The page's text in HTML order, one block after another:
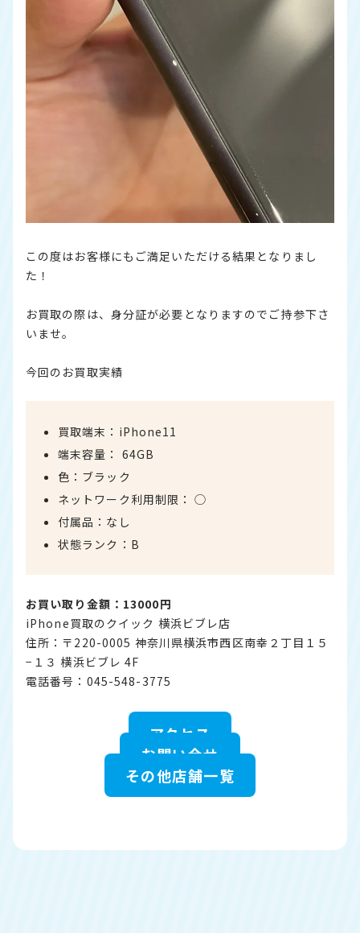
この度はお客様にもご満足いただける結果となりまし
た！
お買取の際は、身分証が必要となりますのでご持参下さ
いませ。
今回のお買取実績
買取端末：iPhone11
端末容量： 64GB
色：ブラック
ネットワーク利用制限： ◯
付属品：なし
状態ランク：B
お買い取り金額：13000円
iPhone買取のクイック 横浜ビブレ店
住所：〒220-0005 神奈川県横浜市西区南幸２丁目１５
−１３ 横浜ビブレ 4F
電話番号：045-548-3775
アクセス
お問い合せ
その他店舗一覧